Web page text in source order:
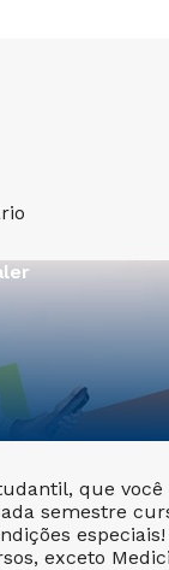
que
semestre
especiais!
exceto